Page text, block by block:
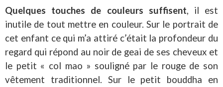
Quelques touches de couleurs suffisent, il est
inutile de tout mettre en couleur. Sur le portrait de
cet enfant ce qui m’a attiré c’était la profondeur du
regard qui répond au noir de geai de ses cheveux et
le petit « col mao » souligné par le rouge de son
vêtement traditionnel. Sur le petit bouddha en